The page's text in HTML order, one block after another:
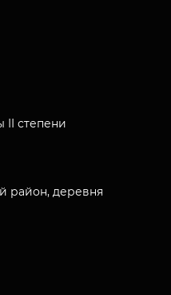
II степени
район, деревня